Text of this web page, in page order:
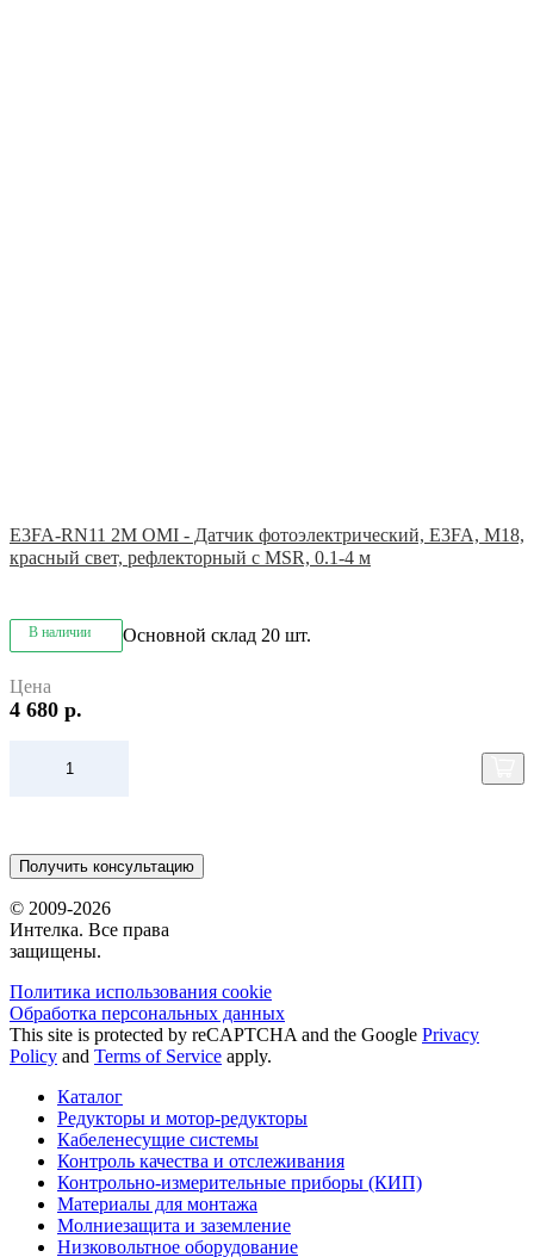
E3FA-RN11 2M OMI - Датчик фотоэлектрический, E3FA, M18,
красный свет, рефлекторный с MSR, 0.1-4 м
В наличии Основной склад 20 шт.
Цена
4 680 р.
Получить консультацию
© 2009-2026
Интелка. Все права
защищены.
Политика использования сookie
Обработка персональных данных
This site is protected by reCAPTCHA and the Google Privacy
Policy and Terms of Service apply.
Каталог
Редукторы и мотор-редукторы
Кабеленесущие системы
Контроль качества и отслеживания
Контрольно-измерительные приборы (КИП)
Материалы для монтажа
Молниезащита и заземление
Низковольтное оборудование